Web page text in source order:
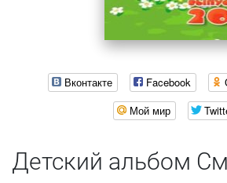
Вконтакте Facebook
Мой мир
Детский альбом